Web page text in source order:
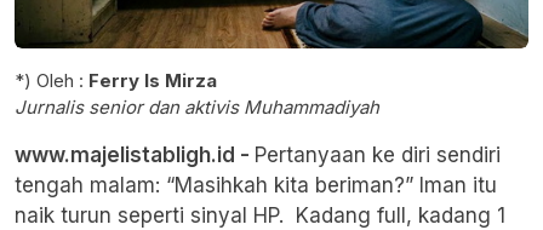
*) Oleh : Ferry Is Mirza
Jurnalis senior dan aktivis Muhammadiyah
www.majelistabligh.id - Pertanyaan ke diri sendiri
tengah malam: “Masihkah kita beriman?” Iman itu
naik turun seperti sinyal HP. Kadang full, kadang 1